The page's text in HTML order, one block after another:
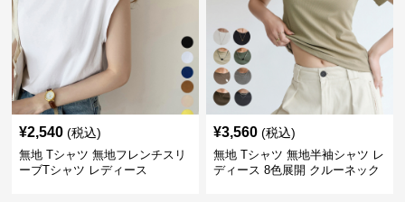
¥2,540 (税込)
無地 Tシャツ 無地フレンチスリ
ーブTシャツ レディース
¥3,560 (税込)
無地 Tシャツ 無地半袖シャツ レ
ディース 8色展開 クルーネック